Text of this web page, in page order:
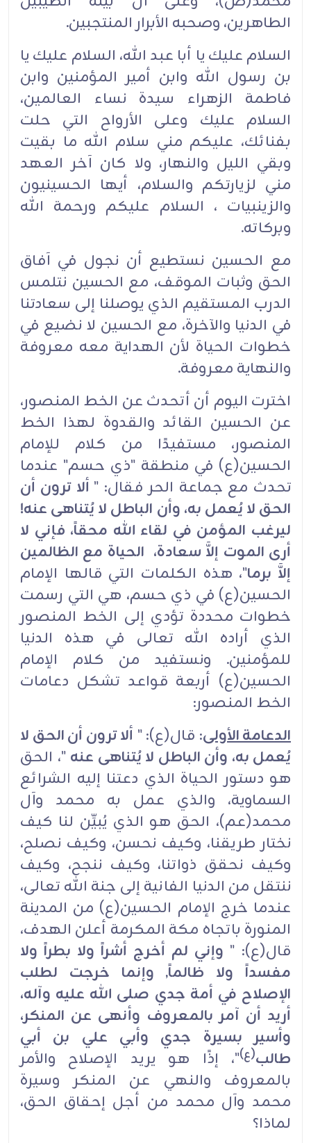
الطاهرين، وصحبه الأبرار المنتجبين.
السلام عليك يا أبا عبد الله، السلام عليك يا
بن رسول الله وابن أمير المؤمنين وابن
فاطمة الزهراء سيدة نساء العالمين،
السلام عليك وعلى الأرواح التي حلت
بفنائك، عليكم مني سلام الله ما بقيت
وبقي الليل والنهار، ولا كان آخر العهد
مني لزيارتكم والسلام، أيها الحسينيون
والزينبيات ، السلام عليكم ورحمة الله
وبركاته.
مع الحسين نستطيع أن نجول في آفاق
الحق وثبات الموقف، مع الحسين نتلمس
الدرب المستقيم الذي يوصلنا إلى سعادتنا
في الدنيا والآخرة، مع الحسين لا نضيع في
خطوات الحياة لأن الهداية معه معروفة
والنهاية معروفة.
اخترت اليوم أن أتحدث عن الخط المنصور،
عن الحسين القائد والقدوة لهذا الخط
المنصور، مستفيدًا من كلام للإمام
الحسين(ع) في منطقة "ذي حسم" عندما
تحدث مع جماعة الحر فقال: " ألا ترون أن
الحق لا يُعمل به، وأن الباطل لا يُتناهى عنه!
ليرغب المؤمن في لقاء الله محقاً، فإني لا
أرى الموت إلاَّ سعادة، الحياة مع الظالمين
إلاَّ برما"، هذه الكلمات التي قالها الإمام
الحسين(ع) في ذي حسم، هي التي رسمت
خطوات محددة تؤدي إلى الخط المنصور
الذي أراده الله تعالى في هذه الدنيا
للمؤمنين. ونستفيد من كلام الإمام
الحسين(ع) أربعة قواعد تشكل دعامات
الخط المنصور:
الدعامة الأولى: قال(ع): " ألا ترون أن الحق لا
يُعمل به، وأن الباطل لا يُتناهى عنه "، الحق
هو دستور الحياة الذي دعتنا إليه الشرائع
السماوية، والذي عمل به محمد وآل
محمد(عم)، الحق هو الذي يُبيِّن لنا كيف
نختار طريقنا، وكيف نحسن، وكيف نصلح،
وكيف نحقق ذواتنا، وكيف ننجح، وكيف
ننتقل من الدنيا الفانية إلى جنة الله تعالى،
عندما خرج الإمام الحسين(ع) من المدينة
المنورة باتجاه مكة المكرمة أعلن الهدف،
قال(ع): " وإني لم أخرج أشراً ولا بطراً ولا
مفسداً ولا ظالماً, وإنما خرجت لطلب
الإصلاح في أمة جدي صلى الله عليه وآله،
أريد أن آمر بالمعروف وأنهى عن المنكر،
وأسير بسيرة جدي وأبي علي بن أبي
طالب(ع)"، إذًا هو يريد الإصلاح والأمر
بالمعروف والنهي عن المنكر وسيرة
محمد وآل محمد من أجل إحقاق الحق،
لماذا؟